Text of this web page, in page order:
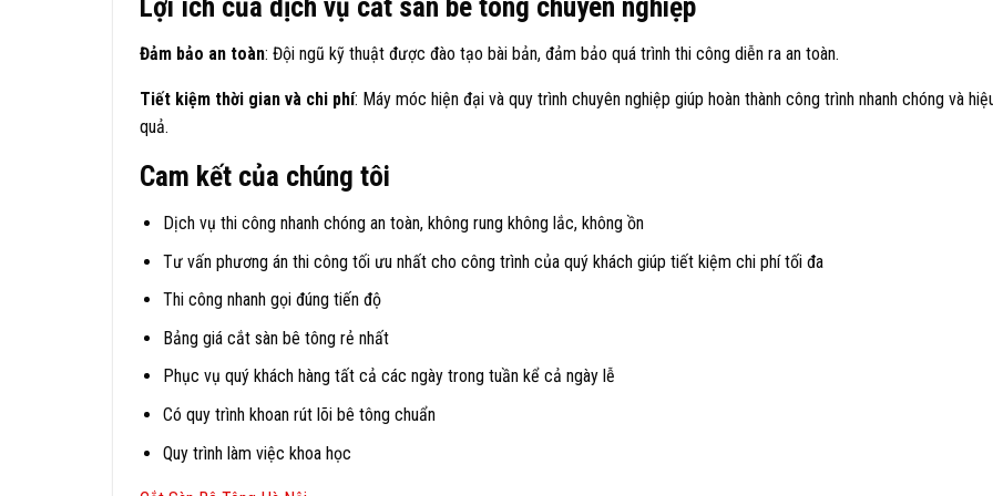
Lợi ích của dịch vụ cắt sàn bê tông chuyên nghiệp
Đảm bảo an toàn: Đội ngũ kỹ thuật được đào tạo bài bản, đảm bảo quá trình thi công diễn ra an toàn.
Tiết kiệm thời gian và chi phí: Máy móc hiện đại và quy trình chuyên nghiệp giúp hoàn thành công trình nhanh chóng và
quả.
Cam kết của chúng tôi
Dịch vụ thi công nhanh chóng an toàn, không rung không lắc, không ồn
Tư vấn phương án thi công tối ưu nhất cho công trình của quý khách giúp tiết kiệm chi phí tối đa
Thi công nhanh gọi đúng tiến độ
Bảng giá cắt sàn bê tông rẻ nhất
Phục vụ quý khách hàng tất cả các ngày trong tuần kể cả ngày lễ
Có quy trình khoan rút lõi bê tông chuẩn
Quy trình làm việc khoa học